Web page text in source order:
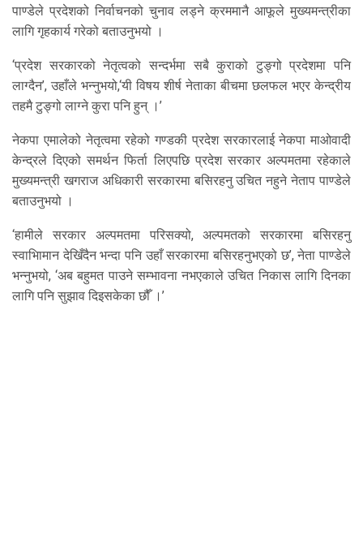
पाण्डेले प्रदेशको निर्वाचनको चुनाव लड्ने क्रममानै आफूले मुख्यमन्त्रीका
लागि गृहकार्य गरेको बताउनुभयो ।
‘प्रदेश सरकारको नेतृत्वको सन्दर्भमा सबै कुराको टुङ्गो प्रदेशमा पनि
लाग्दैन’, उहाँले भन्नुभयो,‘यी विषय शीर्ष नेताका बीचमा छलफल भएर केन्द्रीय
तहमै टुङ्गो लाग्ने कुरा पनि हुन् ।’
नेकपा एमालेको नेतृत्वमा रहेको गण्डकी प्रदेश सरकारलाई नेकपा माओवादी
केन्द्रले दिएको समर्थन फिर्ता लिएपछि प्रदेश सरकार अल्पमतमा रहेकाले
मुख्यमन्त्री खगराज अधिकारी सरकारमा बसिरहनु उचित नहुने नेताप पाण्डेले
बताउनुभयो ।
‘हामीले सरकार अल्पमतमा परिसक्यो, अल्पमतको सरकारमा बसिरहनु
स्वाभिामान देखिँदैन भन्दा पनि उहाँ सरकारमा बसिरहनुभएको छ’, नेता पाण्डेले
भन्नुभयो, ‘अब बहुमत पाउने सम्भावना नभएकाले उचित निकास लागि दिनका
लागि पनि सुझाव दिइसकेका छौँ ।’